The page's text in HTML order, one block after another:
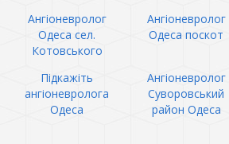
Ангіоневролог
Одеса сел.
Котовського
Ангіоневролог
Одеса поскот
Підкажіть
ангіоневролога
Одеса
Ангіоневролог
Суворовський
район Одеса